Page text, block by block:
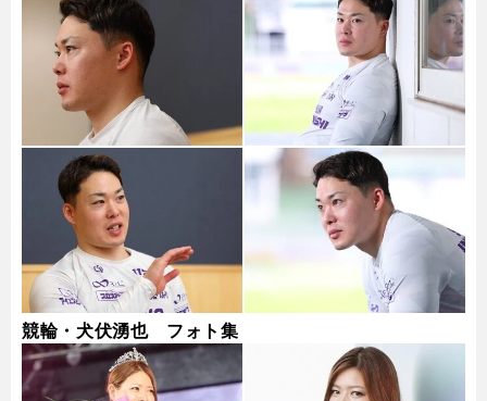
競輪・犬伏湧也 フォト集